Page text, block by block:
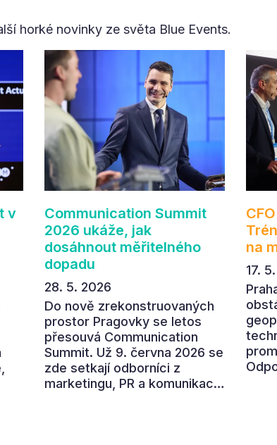
horké novinky ze světa Blue Events.
v
Communication Summit
2026 ukáže, jak
dosáhnout měřitelného
dopadu
28. 5. 2026
Do nově zrekonstruovaných
prostor Pragovky se letos
přesouvá Communication
Summit. Už 9. června 2026 se
zde setkají odborníci z
marketingu, PR a komunikace,
na
17.